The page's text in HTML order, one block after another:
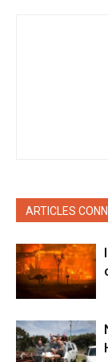
ARTICLES